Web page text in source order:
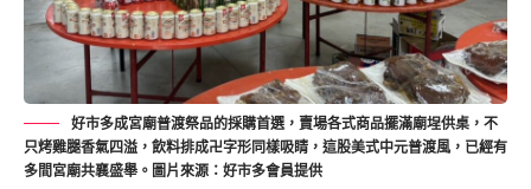
好市多成宮廟普渡祭品的採購首選，賣場各式商品擺滿廟埕供桌，不
只烤雞腿香氣四溢，飲料排成卍字形同樣吸睛，這股美式中元普渡風，已經有
多間宮廟共襄盛舉。圖片來源：好市多會員提供